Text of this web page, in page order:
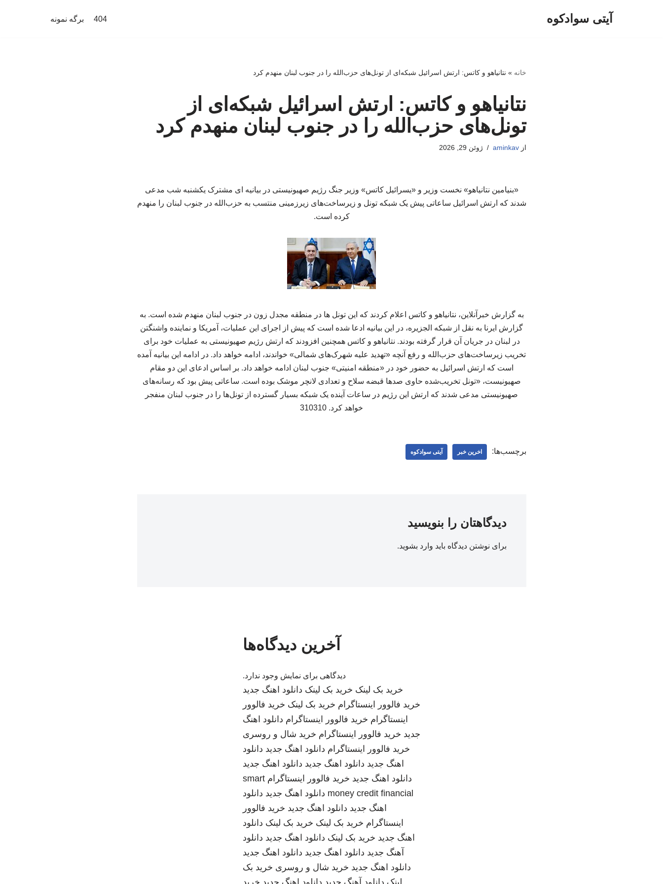
آیتی سوادکوه 404 برگه نمونه
خانه » نتانیاهو و کاتس: ارتش اسرائیل شبکه‌ای از تونل‌های حزب‌الله را در جنوب لبنان منهدم کرد
نتانیاهو و کاتس: ارتش اسرائیل شبکه‌ای از
تونل‌های حزب‌الله را در جنوب لبنان منهدم کرد
ازaminkav ژوئن 29, 2026
«بنیامین نتانیاهو» نخست وزیر و «یسرائیل کاتس» وزیر جنگ رژیم صهیونیستی در بیانیه ای مشترک یکشنبه شب مدعی
شدند که ارتش اسرائیل ساعاتی پیش یک شبکه تونل و زیرساخت‌های زیرزمینی منتسب به حزب‌الله در جنوب لبنان را منهدم
کرده است.
به گزارش خبرآنلاین، نتانیاهو و کاتس اعلام کردند که این تونل ها در منطقه مجدل زون در جنوب لبنان منهدم شده است. به
گزارش ایرنا به نقل از شبکه الجزیره، در این بیانیه ادعا شده است که پیش از اجرای این عملیات، آمریکا و نماینده واشنگتن
در لبنان در جریان آن قرار گرفته بودند. نتانیاهو و کاتس همچنین افزودند که ارتش رژیم صهیونیستی به عملیات خود برای
تخریب زیرساخت‌های حزب‌الله و رفع آنچه «تهدید علیه شهرک‌های شمالی» خواندند، ادامه خواهد داد. در ادامه این بیانیه آمده
است که ارتش اسرائیل به حضور خود در «منطقه امنیتی» جنوب لبنان ادامه خواهد داد. بر اساس ادعای این دو مقام
صهیونیست، «تونل تخریب‌شده حاوی صدها قبضه سلاح و تعدادی لانچر موشک بوده است. ساعاتی پیش بود که رسانه‌های
صهیونیستی مدعی شدند که ارتش این رژیم در ساعات آینده یک شبکه بسیار گسترده از تونل‌ها را در جنوب لبنان منفجر
خواهد کرد. 310310
برچسب‌ها: اخرین خبر آیتی سوادکوه
دیدگاهتان را بنویسید
برای نوشتن دیدگاه باید وارد بشوید.
آخرین دیدگاه‌ها
دیدگاهی برای نمایش وجود ندارد.
خرید بک لینک خرید بک لینک دانلود اهنگ جدید
خرید فالوور اینستاگرام خرید بک لینک خرید فالوور
اینستاگرام خرید فالوور اینستاگرام دانلود اهنگ
جدید خرید فالوور اینستاگرام خرید شال و روسری
خرید فالوور اینستاگرام دانلود اهنگ جدید دانلود
اهنگ جدید دانلود اهنگ جدید دانلود اهنگ جدید
دانلود اهنگ جدید خرید فالوور اینستاگرام smart
money credit financial دانلود اهنگ جدید دانلود
اهنگ جدید دانلود اهنگ جدید خرید فالوور
اینستاگرام خرید بک لینک خرید بک لینک دانلود
اهنگ جدید خرید بک لینک دانلود اهنگ جدید دانلود
آهنگ جدید دانلود اهنگ جدید دانلود اهنگ جدید
دانلود اهنگ جدید خرید شال و روسری خرید بک
لینک دانلود آهنگ جدید دانلود اهنگ جدید خرید